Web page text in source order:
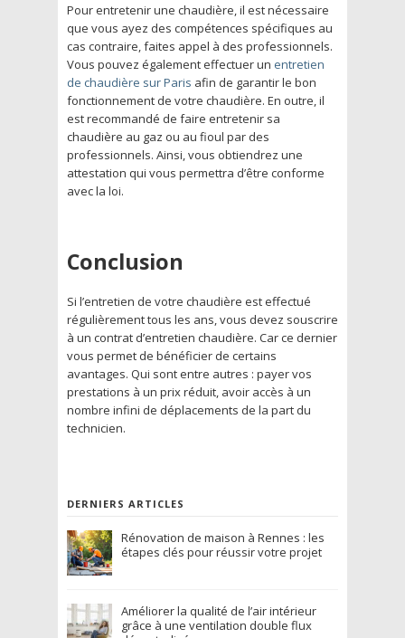
Pour entretenir une chaudière, il est nécessaire
que vous ayez des compétences spécifiques au
cas contraire, faites appel à des professionnels.
Vous pouvez également effectuer un entretien
de chaudière sur Paris afin de garantir le bon
fonctionnement de votre chaudière. En outre, il
est recommandé de faire entretenir sa
chaudière au gaz ou au fioul par des
professionnels. Ainsi, vous obtiendrez une
attestation qui vous permettra d’être conforme
avec la loi.
Conclusion
Si l’entretien de votre chaudière est effectué
régulièrement tous les ans, vous devez souscrire
à un contrat d’entretien chaudière. Car ce dernier
vous permet de bénéficier de certains
avantages. Qui sont entre autres : payer vos
prestations à un prix réduit, avoir accès à un
nombre infini de déplacements de la part du
technicien.
DERNIERS ARTICLES
Rénovation de maison à Rennes : les
étapes clés pour réussir votre projet
Améliorer la qualité de l’air intérieur
grâce à une ventilation double flux